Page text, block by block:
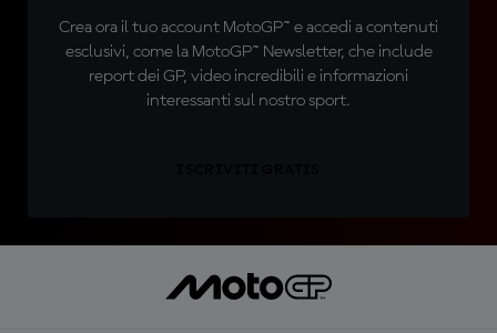
Crea ora il tuo account MotoGP™ e accedi a contenuti
esclusivi, come la MotoGP™ Newsletter, che include
report dei GP, video incredibili e informazioni
interessanti sul nostro sport.